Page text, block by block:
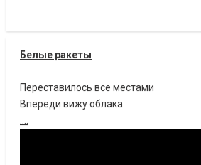
Белые ракеты
Переставилось все местами
Впереди вижу облака